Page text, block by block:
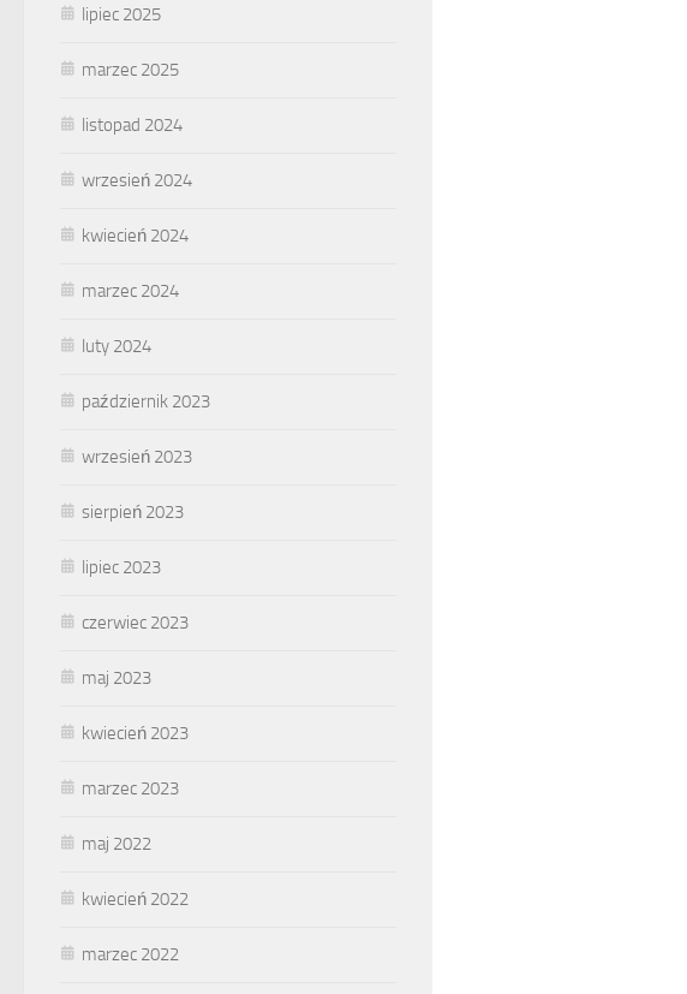
lipiec 2025
marzec 2025
listopad 2024
wrzesień 2024
kwiecień 2024
marzec 2024
luty 2024
październik 2023
wrzesień 2023
sierpień 2023
lipiec 2023
czerwiec 2023
maj 2023
kwiecień 2023
marzec 2023
maj 2022
kwiecień 2022
marzec 2022